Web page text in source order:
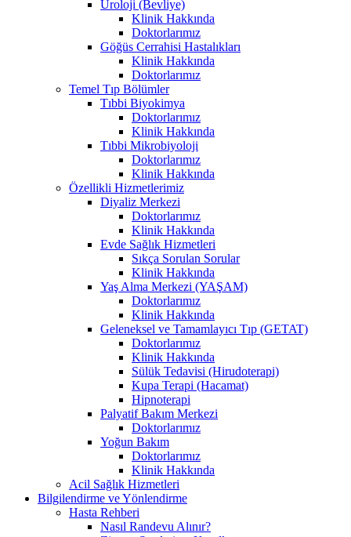
Üroloji (Bevliye)
Klinik Hakkında
Doktorlarımız
Göğüs Cerrahisi Hastalıkları
Klinik Hakkında
Doktorlarımız
Temel Tıp Bölümler
Tıbbi Biyokimya
Doktorlarımız
Klinik Hakkında
Tıbbi Mikrobiyoloji
Doktorlarımız
Klinik Hakkında
Özellikli Hizmetlerimiz
Diyaliz Merkezi
Doktorlarımız
Klinik Hakkında
Evde Sağlık Hizmetleri
Sıkça Sorulan Sorular
Klinik Hakkında
Yaş Alma Merkezi (YAŞAM)
Doktorlarımız
Klinik Hakkında
Geleneksel ve Tamamlayıcı Tıp (GETAT)
Doktorlarımız
Klinik Hakkında
Sülük Tedavisi (Hirudoterapi)
Kupa Terapi (Hacamat)
Hipnoterapi
Palyatif Bakım Merkezi
Doktorlarımız
Yoğun Bakım
Doktorlarımız
Klinik Hakkında
Acil Sağlık Hizmetleri
Bilgilendirme ve Yönlendirme
Hasta Rehberi
Nasıl Randevu Alınır?